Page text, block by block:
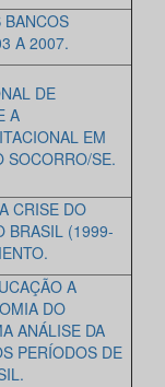
BANCOS
A 2007.
DE
A
EM
SOCORRO/SE.
CRISE DO
BRASIL (1999-
A
DO
ANÁLISE DA
PERÍODOS DE